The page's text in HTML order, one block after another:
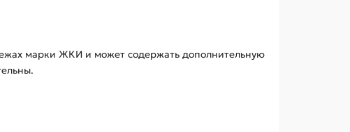
марки ЖКИ и может содержать дополнительную